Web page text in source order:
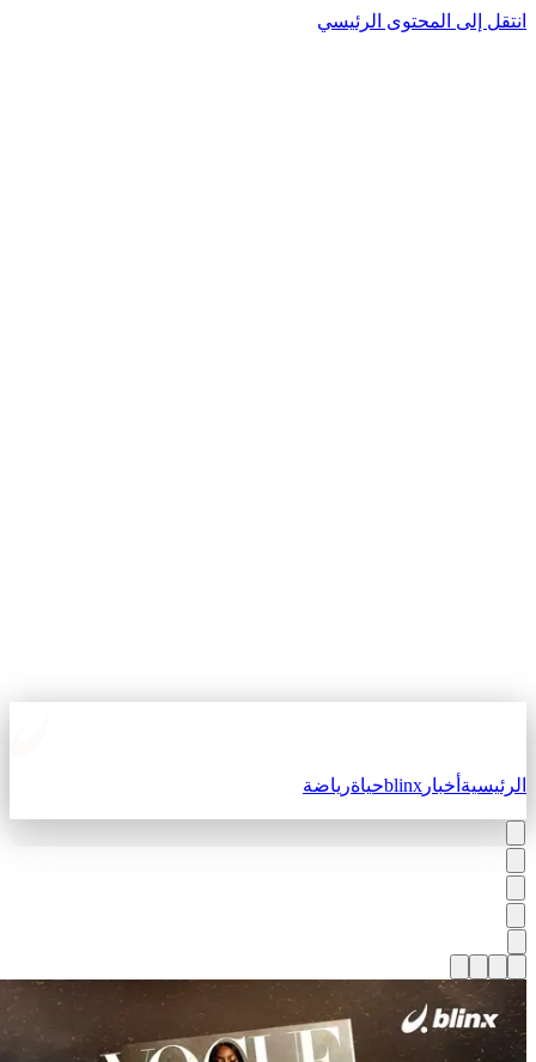
انتقل إلى المحتوى الرئيسي
الرئيسيةأخبارblinxحياةرياضة